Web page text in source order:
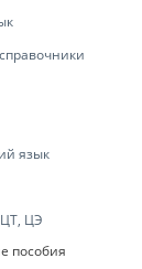
язык
ЦЭ
пособия